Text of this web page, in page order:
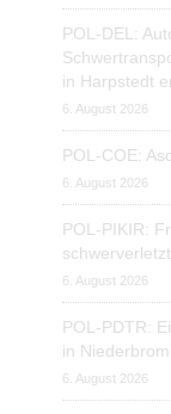
POL-DEL:
in Harpstedt
6. August 2026
POL-COE:
6. August 2026
POL-PIKIR:
6. August 2026
POL-PDTR:
in
6. August 2026